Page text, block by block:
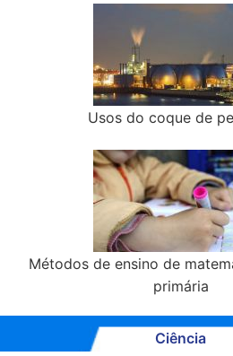
Usos do coque de
Métodos de ensino de
primária
Ciência